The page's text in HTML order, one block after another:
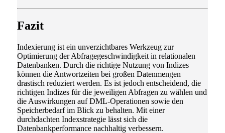
Fazit
Indexierung ist ein unverzichtbares Werkzeug zur
Optimierung der Abfragegeschwindigkeit in relationalen
Datenbanken. Durch die richtige Nutzung von Indizes
können die Antwortzeiten bei großen Datenmengen
drastisch reduziert werden. Es ist jedoch entscheidend, die
richtigen Indizes für die jeweiligen Abfragen zu wählen und
die Auswirkungen auf DML-Operationen sowie den
Speicherbedarf im Blick zu behalten. Mit einer
durchdachten Indexstrategie lässt sich die
Datenbankperformance nachhaltig verbessern.